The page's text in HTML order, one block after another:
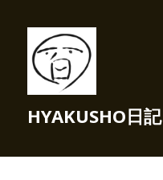
HYAKUSHO日記